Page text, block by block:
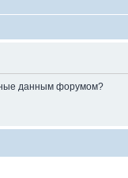
данным форумом?